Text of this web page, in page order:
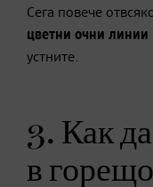
Сега повече
цветни очни линии
устните.
3. Как
в